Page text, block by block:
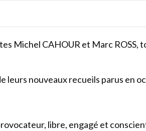
Michel CAHOUR et Marc ROSS,
leurs nouveaux recueils parus en
libre, engagé et